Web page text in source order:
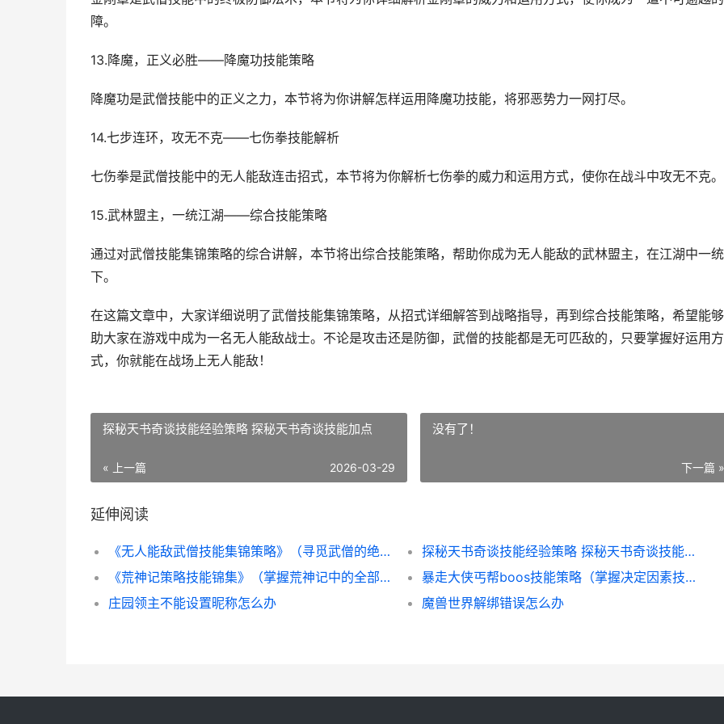
障。
13.降魔，正义必胜——降魔功技能策略
降魔功是武僧技能中的正义之力，本节将为你讲解怎样运用降魔功技能，将邪恶势力一网打尽。
14.七步连环，攻无不克——七伤拳技能解析
七伤拳是武僧技能中的无人能敌连击招式，本节将为你解析七伤拳的威力和运用方式，使你在战斗中攻无不克。
15.武林盟主，一统江湖——综合技能策略
通过对武僧技能集锦策略的综合讲解，本节将出综合技能策略，帮助你成为无人能敌的武林盟主，在江湖中一
下。
在这篇文章中，大家详细说明了武僧技能集锦策略，从招式详细解答到战略指导，再到综合技能策略，希望能
助大家在游戏中成为一名无人能敌战士。不论是攻击还是防御，武僧的技能都是无可匹敌的，只要掌握好运用方
式，你就能在战场上无人能敌！
探秘天书奇谈技能经验策略 探秘天书奇谈技能加点
« 上一篇 2026-03-29
没有了！
下一篇 »
延伸阅读
《无人能敌武僧技能集锦策略》（寻觅武僧的绝世武技 无人能敌游戏
探秘天书奇谈技能经验策略 探秘天书奇谈技能加点
《荒神记策略技能锦集》（掌握荒神记中的全部技能 神荒纪百度百科女主
暴走大侠丐帮boos技能策略（掌握决定因素技能 暴走大侠丐帮门派技能
庄园领主不能设置昵称怎么办
魔兽世界解绑错误怎么办